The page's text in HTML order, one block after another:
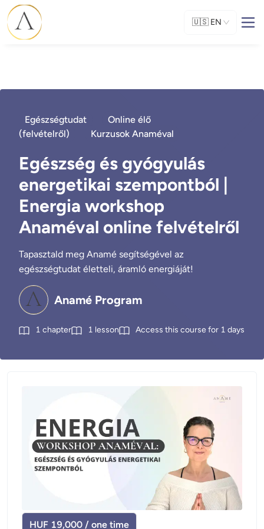
🇺🇸 EN
Egészségtudat
Online élő
(felvételről)
Kurzusok Anaméval
Egészség és gyógyulás
energetikai szempontból |
Energia workshop
Anaméval online felvételről
Tapasztald meg Anamé segítségével az
egészségtudat életteli, áramló energiáját!
Anamé Program
1 chapter 1 lesson Access this course for 1 days
HUF 19,000 / one time